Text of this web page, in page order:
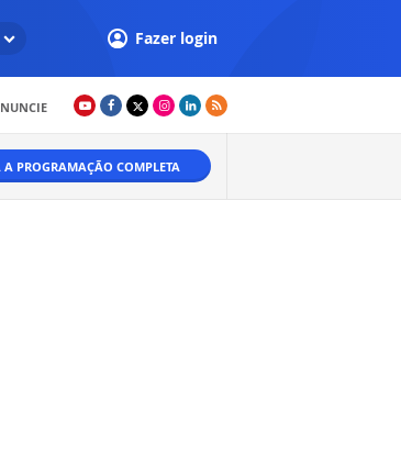
Fazer login
A PROGRAMAÇÃO COMPLETA